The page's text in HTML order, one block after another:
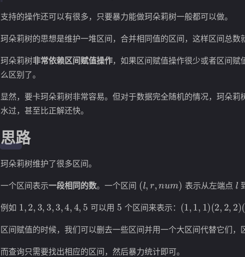
支持的操作还可以有很多，只要暴力能做珂朵莉树一般都可以做。
珂朵莉树的思想是维护一堆区间，合并相同值的区间，这样区间总数
珂朵莉树非常依赖区间赋值操作，如果区间赋值操作很少或者区间
么区别了。
显然，要卡珂朵莉树非常容易。但对于数据完全随机的情况，珂朵
水过，甚至比正解还快。
思路
珂朵莉树维护了很多区间。
一个区间表示一段相同的数。一个区间 (l, 表示从左端点 l
例如 1 2, ,3 ,3 4 4 5 可以用 5 个区间来表示： (1, ,1 2, 2,2 )( 3,5 ,
区间赋值的时候，我们可以删去一些区间并用一个大区间代替它们，
而查询只需要找出相应的区间，然后暴力统计即可。